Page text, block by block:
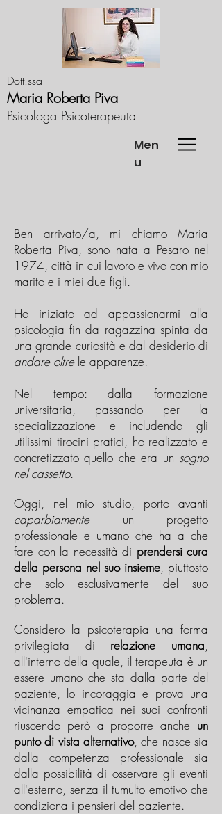
Dott.ssa
Maria Roberta Piva
Psicologa Psicoterapeuta
Men
u
Ben arrivato/a, mi chiamo Maria
Roberta Piva, sono nata a Pesaro nel
1974, città in cui lavoro e vivo con mio
marito e i miei due figli.
Ho iniziato ad appassionarmi alla
psicologia fin da ragazzina spinta da
una grande curiosità e dal desiderio di
andare oltrele apparenze.
Nel tempo: dalla formazione
universitaria, passando per la
specializzazione e includendo gli
utilissimi tirocini pratici, ho realizzato e
concretizzato quello che era un sogno
nel cassetto.
Oggi, nel mio studio, porto avanti
caparbiamenteun progetto
professionale e umano che ha a che
fare con la necessità di prendersi cura
della persona nel suo insieme, piuttosto
che solo esclusivamente del suo
problema.
Considero la psicoterapia una forma
privilegiata di relazione umana,
all'interno della quale, il terapeuta è un
essere umano che sta dalla parte del
paziente, lo incoraggia e prova una
vicinanza empatica nei suoi confronti
riuscendo però a proporre anche un
punto di vista alternativo, che nasce sia
dalla competenza professionale sia
dalla possibilità di osservare gli eventi
all'esterno, senza il tumulto emotivo che
condiziona i pensieri del paziente.